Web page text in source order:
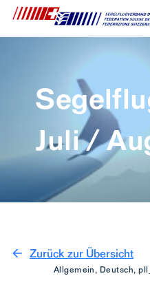
Juli /
Zurück zur Übersicht
Allgemein, Deutsch,